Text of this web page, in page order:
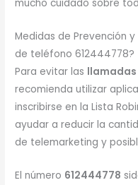
mucho cuidado sobre
Medidas de Prevención
de teléfono 612444778?
Para evitar las llamadas
recomienda utilizar
inscribirse en la Lista
ayudar a reducir la
de telemarketing y
El número 612444778